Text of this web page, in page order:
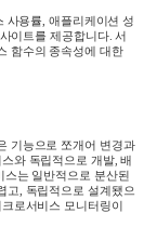
사용률 애플리케이션 성
이트를 제공합니다. 서
함수의 종속성에 대한
기능으로 쪼개어 변경과
와 독립적으로 개발,배
스는 일반적으로 분산된
고
독립적으로 설계됐으
로서비스 모니터링이